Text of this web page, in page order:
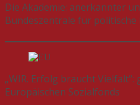
Die Akademie: anerkannter
Bundeszentrale für politische
„WIR. Erfolg braucht
Europäischen Sozialfonds